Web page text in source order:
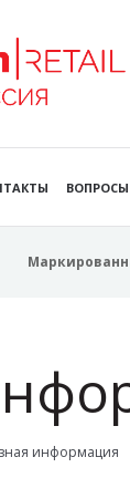
информация